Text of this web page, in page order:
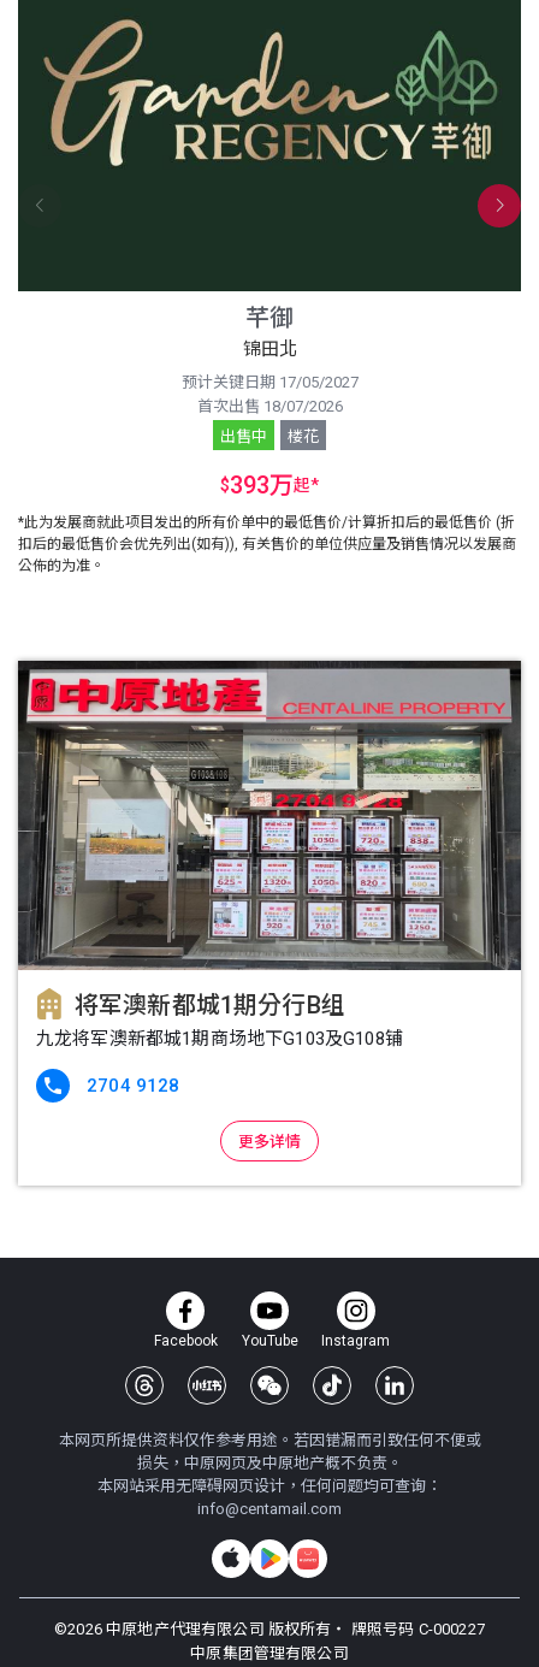
芊御
锦田北
预计关键日期 17/05/2027
首次出售 18/07/2026
出售中
楼花
$393万起*
*此为发展商就此项目发出的所有价单中的最低售价/计算折扣后的最低售价 (折
扣后的最低售价会优先列出(如有)), 有关售价的单位供应量及销售情况以发展商
公佈的为准。
将军澳新都城1期分行B组
九龙将军澳新都城1期商场地下G103及G108铺
 2704 9128
更多详情
Facebook YouTube Instagram
本网页所提供资料仅作参考用途。若因错漏而引致任何不便或
损失，中原网页及中原地产概不负责。
本网站采用无障碍网页设计，任何问题均可查询：
info@centamail.com
©2026中原地产代理有限公司 版权所有・ 牌照号码 C-000227
中原集团管理有限公司